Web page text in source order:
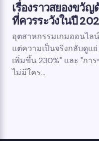
เรื่องราวสยองขวั
ที่ควรระวังในปี
อุตสาหกรรมเกมออนไล
แต่ความเป็นจริงกลับดูแ
เพิ่มขึ้น 230%" และ "กา
ไม่มีใคร...